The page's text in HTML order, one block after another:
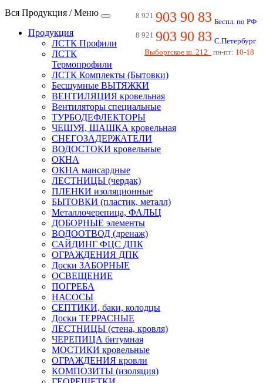
8 921 903 90 83 Беспл. по РФ
8 921 903 90 83 С.Петербург
Выборгское ш. 212
пн-пт: 10-18
Вся Продукция / Меню
Продукция
ЛСТК Профили
ЛСТК
Термопрофили
ЛСТК Комплекты (Бытовки)
Бесшумные ВЫТЯЖКИ
ВЕНТИЛЯЦИЯ кровельная
Вентиляторы специальные
ТУРБОДЕФЛЕКТОРЫ
ЧЕШУЯ, ШАШКА кровельная
СНЕГОЗАДЕРЖАТЕЛИ
ВОДОСТОКИ кровельные
ОКНА
ОКНА мансардные
ЛЕСТНИЦЫ (чердак)
ПЛЕНКИ изоляционные
БЫТОВКИ (пластик, металл)
Металлочерепица, ФАЛЬЦ
ДОБОРНЫЕ элементы
ВОДООТВОД (дренаж)
САЙДИНГ ФЦС ДПК
ОГРАЖДЕНИЯ ДПК
Доски ЗАБОРНЫЕ
ОСВЕЩЕНИЕ
ПОГРЕБА
НАСОСЫ
СЕПТИКИ, баки, колодцы
Доски ТЕРРАСНЫЕ
ЛЕСТНИЦЫ (стена, кровля)
ЧЕРЕПИЦА битумная
МОСТИКИ кровельные
ОГРАЖДЕНИЯ кровли
КОМПОЗИТЫ (изоляция)